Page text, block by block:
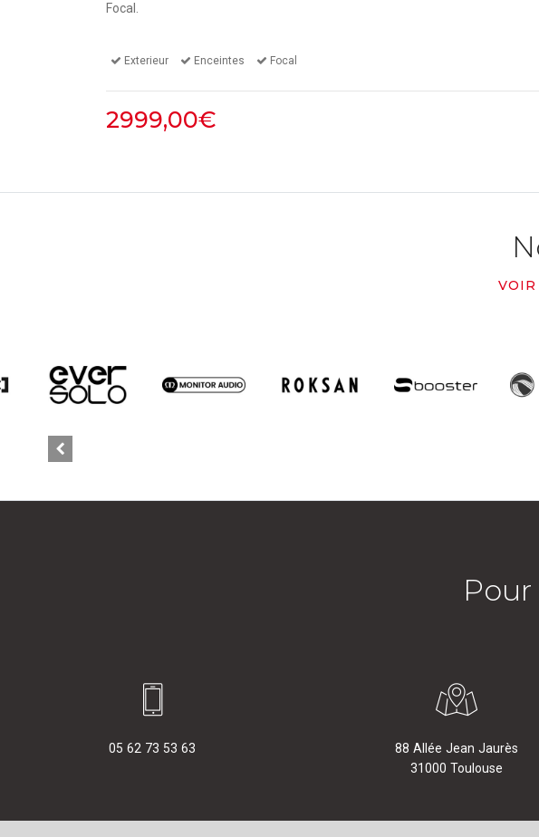
Focal.
Exterieur Enceintes Focal
2999,00€
VOIR
05 62 73 53 63
88 Allée Jean Jaurès
31000 Toulouse